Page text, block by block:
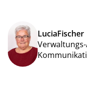
LuciaFischer